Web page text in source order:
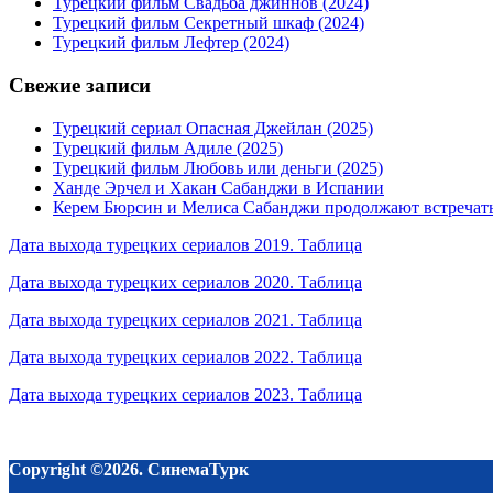
Турецкий фильм Секретный шкаф (2024)
Турецкий фильм Лефтер (2024)
Свежие записи
Турецкий сериал Опасная Джейлан (2025)
Турецкий фильм Адиле (2025)
Турецкий фильм Любовь или деньги (2025)
Ханде Эрчел и Хакан Сабанджи в Испании
Керем Бюрсин и Мелиса Сабанджи продолжают
Дата выхода турецких сериалов 2019. Таблица
Дата выхода турецких сериалов 2020. Таблица
Дата выхода турецких сериалов 2021. Таблица
Дата выхода турецких сериалов 2022. Таблица
Дата выхода турецких сериалов 2023. Таблица
Copyright ©2026. СинемаТурк